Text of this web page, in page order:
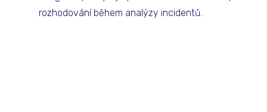
rozhodování během analýzy incidentů.